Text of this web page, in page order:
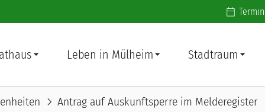
Leben in Mülheim Stadtraum
chevron_right Antrag auf Auskunftsperre im Melderegister